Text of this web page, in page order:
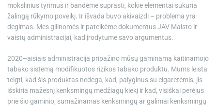
mokslinius tyrimus ir bandėme suprasti, kokie elementai sukuria
žalingą rūkymo poveikį. Ir išvada buvo akivaizdi – problema yra
degimas. Mes gilinomės ir pateikėme dokumentus JAV Maisto ir
vaistų administracijai, kad įrodytume savo argumentus.
2020–aisiais administracija pripažino mūsų gaminamą kaitinamojo
tabako sistemą modifikuotos rizikos tabako produktu. Mums leista
teigti, kad šis produktas nedega, kad, palyginus su cigaretėmis, jis
išskiria mažesnį kenksmingų medžiagų kiekį ir kad, visiškai perėjus
prie šio gaminio, sumažinamas kenksmingų ar galimai kenksmingų